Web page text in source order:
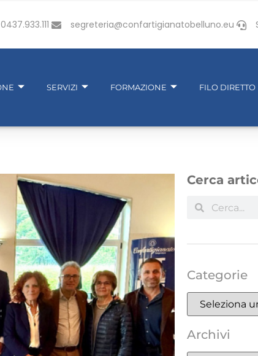
0437.933.111 segreteria@confartigianatobelluno.eu
SERVIZI FORMAZIONE FILO DIRETTO
Cerca
Categorie
Archivi